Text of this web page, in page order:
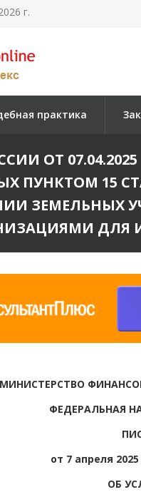
г.
практика
ОТ
ПУНКТОМ 15
ЗЕМЕЛЬНЫХ
ДЛЯ
МИНИСТЕРСТВО
ФЕДЕРАЛЬНАЯ
от 7 апреля
ОБ